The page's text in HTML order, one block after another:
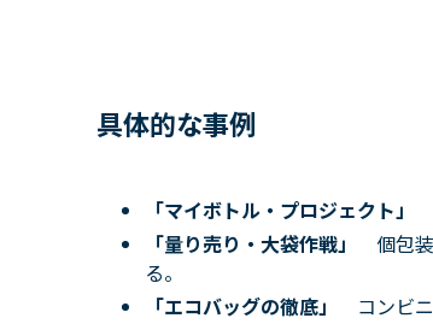
具体的な事例
「マイボトル・プロジェクト」
「量り売り・大袋作戦」 個包
る。
「エコバッグの徹底」 コンビ